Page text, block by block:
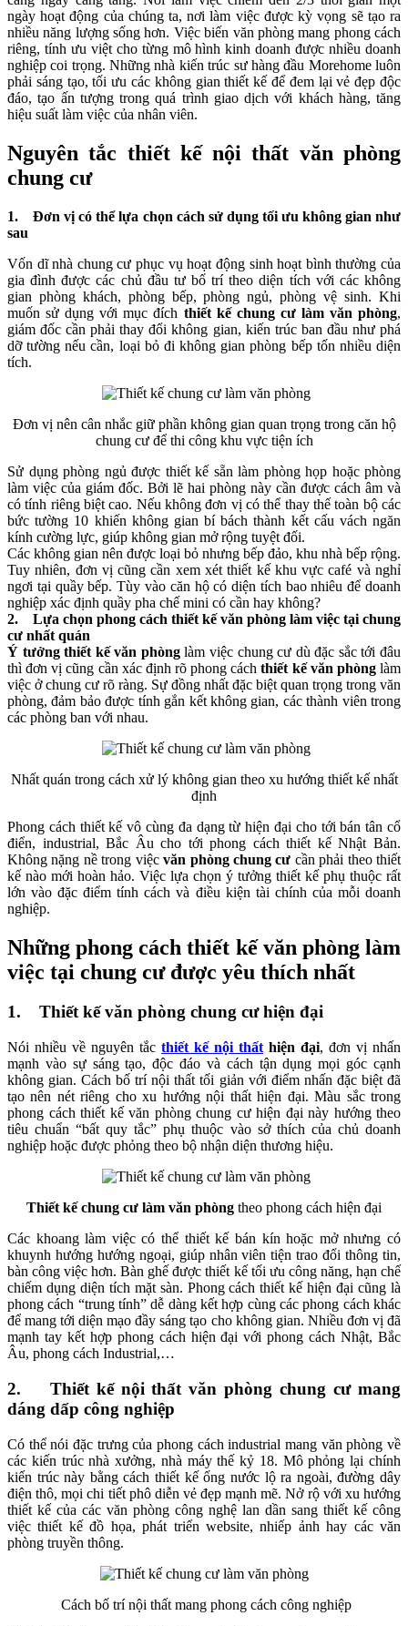
ngày hoạt động của chúng ta, nơi làm việc được kỳ vọng sẽ tạo ra
nhiều năng lượng sống hơn. Việc biến văn phòng mang phong cách
riêng, tính ưu việt cho từng mô hình kinh doanh được nhiều doanh
nghiệp coi trọng. Những nhà kiến trúc sư hàng đầu Morehome luôn
phải sáng tạo, tối ưu các không gian thiết kế để đem lại vẻ đẹp độc
đáo, tạo ấn tượng trong quá trình giao dịch với khách hàng, tăng
hiệu suất làm việc của nhân viên.
Nguyên tắc thiết kế nội thất văn phòng
chung cư
1. Đơn vị có thể lựa chọn cách sử dụng tối ưu không gian như
sau
Vốn dĩ nhà chung cư phục vụ hoạt động sinh hoạt bình thường của
gia đình được các chủ đầu tư bố trí theo diện tích với các không
gian phòng khách, phòng bếp, phòng ngủ, phòng vệ sinh. Khi
muốn sử dụng với mục đích thiết kế chung cư làm văn phòng,
giám đốc cần phải thay đổi không gian, kiến trúc ban đầu như phá
dỡ tường nếu cần, loại bỏ đi không gian phòng bếp tốn nhiều diện
tích.
Đơn vị nên cân nhắc giữ phần không gian quan trọng trong căn hộ
chung cư để thi công khu vực tiện ích
Sử dụng phòng ngủ được thiết kế sẵn làm phòng họp hoặc phòng
làm việc của giám đốc. Bởi lẽ hai phòng này cần được cách âm và
có tính riêng biệt cao. Nếu không đơn vị có thể thay thế toàn bộ các
bức tường 10 khiến không gian bí bách thành kết cấu vách ngăn
kính cường lực, giúp không gian mở rộng tuyệt đối.
Các không gian nên được loại bỏ nhưng bếp đảo, khu nhà bếp rộng.
Tuy nhiên, đơn vị cũng cần xem xét thiết kế khu vực café và nghỉ
ngơi tại quầy bếp. Tùy vào căn hộ có diện tích bao nhiêu để doanh
nghiệp xác định quầy pha chế mini có cần hay không?
2. Lựa chọn phong cách thiết kế văn phòng làm việc tại chung
cư nhất quán
Ý tưởng thiết kế văn phònglàm việc chung cư dù đặc sắc tới đâu
thì đơn vị cũng cần xác định rõ phong cáchthiết kế văn phònglàm
việc ở chung cư rõ ràng. Sự đồng nhất đặc biệt quan trọng trong văn
phòng, đảm bảo được tính gắn kết không gian, các thành viên trong
các phòng ban với nhau.
Nhất quán trong cách xử lý không gian theo xu hướng thiết kế nhất
định
Phong cách thiết kế vô cùng đa dạng từ hiện đại cho tới bán tân cổ
điển, industrial, Bắc Âu cho tới phong cách thiết kế Nhật Bản.
Không nặng nề trong việcvăn phòng chung cư cần phải theo thiết
kế nào mới hoàn hảo. Việc lựa chọn ý tưởng thiết kế phụ thuộc rất
lớn vào đặc điểm tính cách và điều kiện tài chính của mỗi doanh
nghiệp.
Những phong cách thiết kế văn phòng làm
việc tại chung cư được yêu thích nhất
1. Thiết kế văn phòng chung cư hiện đại
Nói nhiều về nguyên tắc thiết kế nội thất hiện đại, đơn vị nhấn
mạnh vào sự sáng tạo, độc đáo và cách tận dụng mọi góc cạnh
không gian. Cách bố trí nội thất tối giản với điểm nhấn đặc biệt đã
tạo nên nét riêng cho xu hướng nội thất hiện đại. Màu sắc trong
phong cách thiết kế văn phòng chung cư hiện đại này hướng theo
tiêu chuẩn “bất quy tắc” phụ thuộc vào sở thích của chủ doanh
nghiệp hoặc được phỏng theo bộ nhận diện thương hiệu.
Thiết kế chung cư làm văn phòng theo phong cách hiện đại
Các khoang làm việc có thể thiết kế bán kín hoặc mở nhưng có
khuynh hướng hướng ngoại, giúp nhân viên tiện trao đổi thông tin,
bàn công việc hơn. Bàn ghế được thiết kế tối ưu công năng, hạn chế
chiếm dụng diện tích mặt sàn. Phong cách thiết kế hiện đại cũng là
phong cách “trung tính” dễ dàng kết hợp cùng các phong cách khác
để mang tới diện mạo đầy sáng tạo cho không gian. Nhiều đơn vị đã
mạnh tay kết hợp phong cách hiện đại với phong cách Nhật, Bắc
Âu, phong cách Industrial,…
2. Thiết kế nội thất văn phòng chung cư mang
dáng dấp công nghiệp
Có thể nói đặc trưng của phong cách industrial mang văn phòng về
các kiến trúc nhà xưởng, nhà máy thế kỷ 18. Mô phỏng lại chính
kiến trúc này bằng cách thiết kế ống nước lộ ra ngoài, đường dây
điện thô, mọi chi tiết phô diễn vẻ đẹp mạnh mẽ. Nở rộ với xu hướng
thiết kế của các văn phòng công nghệ lan dần sang thiết kế công
việc thiết kế đồ họa, phát triển website, nhiếp ảnh hay các văn
phòng truyền thông.
Cách bố trí nội thất mang phong cách công nghiệp